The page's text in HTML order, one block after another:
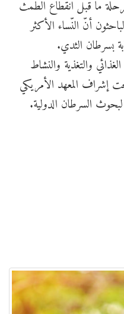
ما قبل انقطاع الطمث
أنّ النّساء الأكثر
بسرطان الثدي.
والتغذية والنشاط
إشراف المعهد الأمريكي
السرطان الدولية.